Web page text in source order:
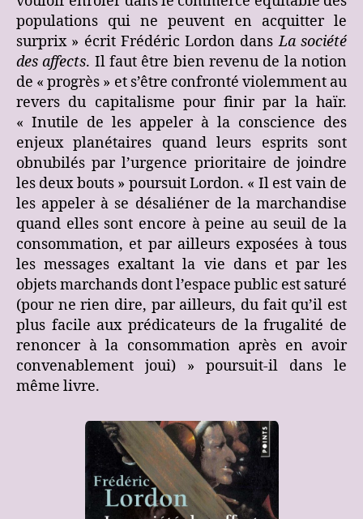
populations qui ne peuvent en acquitter le
surprix » écrit Frédéric Lordon dansLa société
des affects. Il faut être bien revenu de la notion
de « progrès » et s’être confronté violemment au
revers du capitalisme pour finir par la haïr.
« Inutile de les appeler à la conscience des
enjeux planétaires quand leurs esprits sont
obnubilés par l’urgence prioritaire de joindre
les deux bouts » poursuit Lordon. « Il est vain de
les appeler à se désaliéner de la marchandise
quand elles sont encore à peine au seuil de la
consommation, et par ailleurs exposées à tous
les messages exaltant la vie dans et par les
objets marchands dont l’espace public est saturé
(pour ne rien dire, par ailleurs, du fait qu’il est
plus facile aux prédicateurs de la frugalité de
renoncer à la consommation après en avoir
convenablement joui) » poursuit-il dans le
même livre.